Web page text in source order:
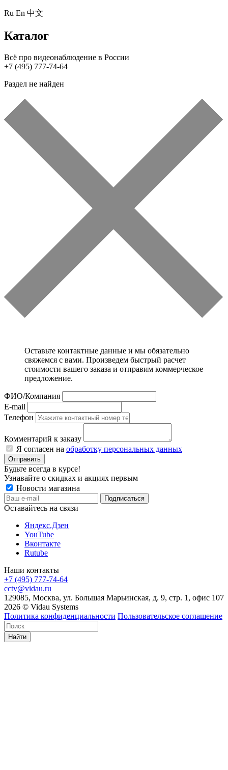
Ru En 中文
Каталог
Всё про видеонаблюдение в России
+7 (495) 777-74-64
Раздел не найден
Оставьте контактные данные и мы обязательно
свяжемся с вами. Произведем быстрый расчет
стоимости вашего заказа и отправим коммерческое
предложение.
ФИО/Компания
E-mail
Телефон
Комментарий к заказу
Я согласен на обработку персональных данных
Отправить
Будьте всегда в курсе!
Узнавайте о скидках и акциях первым
Новости магазина
Оставайтесь на связи
Яндекс.Дзен
YouTube
Вконтакте
Rutube
Наши контакты
+7 (495) 777-74-64
cctv@vidau.ru
129085, Москва, ул. Большая Марьинская, д. 9, стр. 1, офис 107
2026 © Vidau Systems
Политика конфиденциальности Пользовательское соглашение
Найти